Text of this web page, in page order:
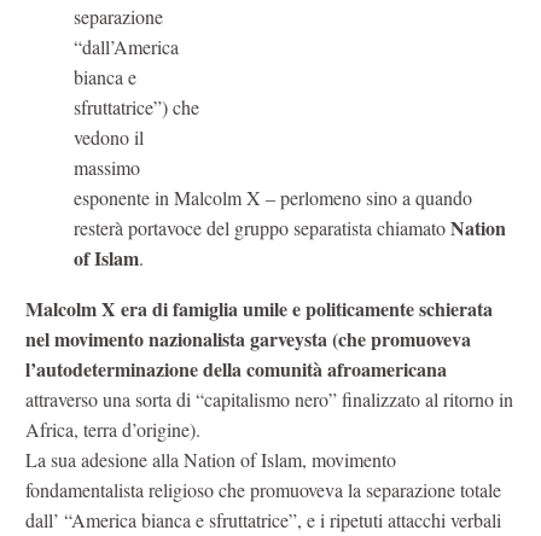
separazione
“dall’America
bianca e
sfruttatrice”) che
vedono il
massimo
esponente in Malcolm X – perlomeno sino a quando
resterà portavoce del gruppo separatista chiamatoNation
of Islam.
Malcolm X era di famiglia umile e politicamente schierata
nel movimento nazionalista garveysta (che promuoveva
l’autodeterminazione della comunità afroamericana
attraverso una sorta di “capitalismo nero” finalizzato al ritorno in
Africa, terra d’origine).
La sua adesione alla Nation of Islam, movimento
fondamentalista religioso che promuoveva la separazione totale
dall’ “America bianca e sfruttatrice”, e i ripetuti attacchi verbali